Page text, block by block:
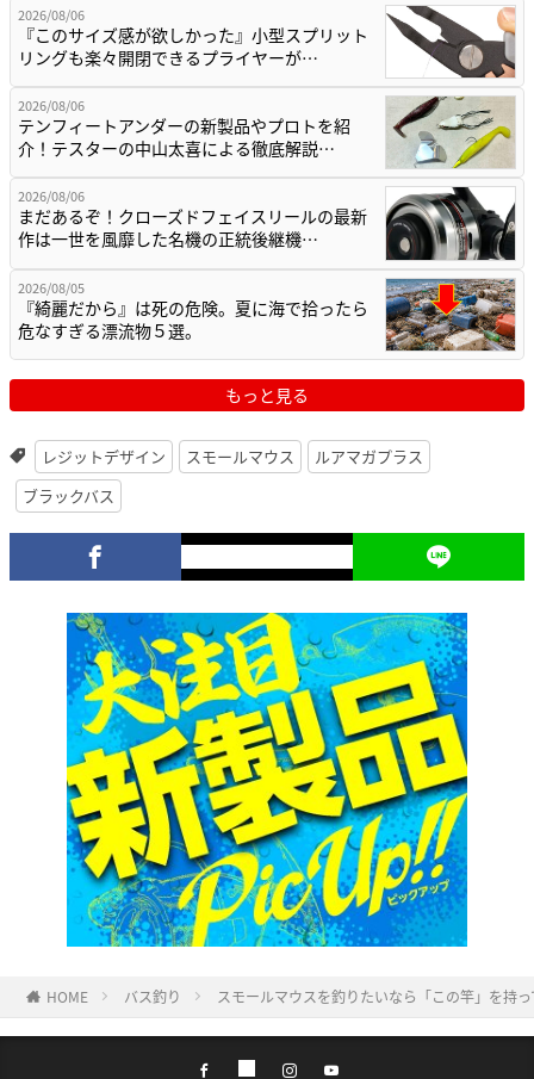
2026/08/06
『このサイズ感が欲しかった』小型スプリット
リングも楽々開閉できるプライヤーが…
2026/08/06
テンフィートアンダーの新製品やプロトを紹
介！テスターの中山太喜による徹底解説…
2026/08/06
まだあるぞ！クローズドフェイスリールの最新
作は一世を風靡した名機の正統後継機…
2026/08/05
『綺麗だから』は死の危険。夏に海で拾ったら
危なすぎる漂流物５選。
もっと見る
レジットデザイン スモールマウス
ルアマガプラス
ブラックバス
HOME バス釣り スモールマウスを釣りたいなら「この竿」を持